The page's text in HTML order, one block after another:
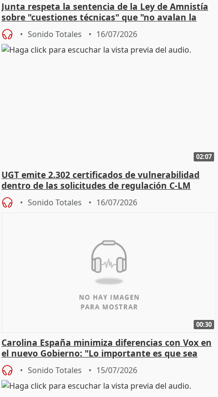
Junta respeta la sentencia de la Ley de Amnistía
sobre "cuestiones técnicas" que "no avalan la
const
Sonido Totales 16/07/2026
02:07
UGT emite 2.302 certificados de vulnerabilidad
dentro de las solicitudes de regulación C-LM
Sonido Totales 16/07/2026
00:30
Carolina España minimiza diferencias con Vox en
el nuevo Gobierno: "Lo importante es que sea
una leg
Sonido Totales 15/07/2026